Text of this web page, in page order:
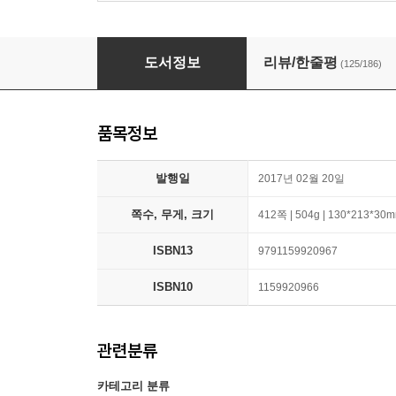
랩걸 Lab Girl
도서정보 리뷰/한줄평 (125/186)
품목정보
발행일 2017년 02월 20일
쪽수, 무게, 크기 412쪽 | 504g |
ISBN13 9791159920967
ISBN10 1159920966
관련분류
카테고리 분류